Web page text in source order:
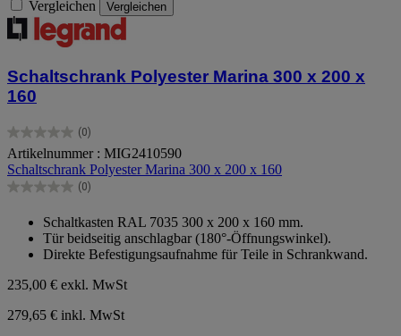
Vergleichen Vergleichen
Schaltschrank Polyester Marina 300 x 200 x
160
(0)
0.0
von
5
Sternen.
Artikelnummer : MIG2410590
Schaltschrank Polyester Marina 300 x 200 x 160
(0)
0.0
Sternen.
Schaltkasten RAL 7035 300 x 200 x 160 mm.
Tür beidseitig anschlagbar (180°-Öffnungswinkel).
Direkte Befestigungsaufnahme für Teile in Schrankwand.
235,00 € exkl. MwSt
279,65 € inkl. MwSt